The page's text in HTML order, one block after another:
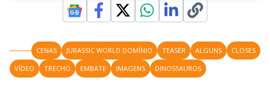
CENAS JURASSIC WORLD DOMÍNIO TEASER ALGUNS
CLOSES
VÍDEO
TRECHO EMBATE IMAGENS DINOSSAUROS